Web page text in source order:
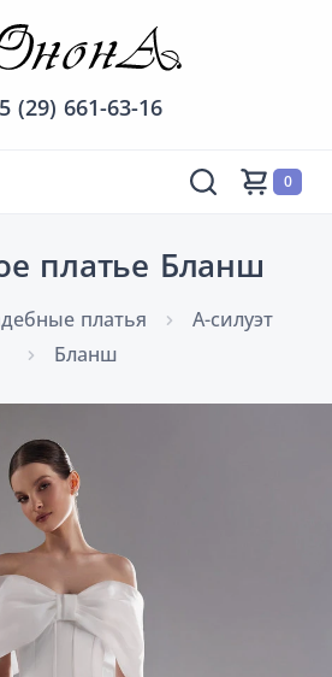
(29) 661-63-16
0
платье Бланш
платья
А-силуэт
Бланш